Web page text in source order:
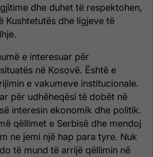
dhe duhet të respektohen,
Kushtetutës dhe ligjeve të
e interesuar për
në Kosovë. Është e
e vakumeve institucionale.
për udhëheqësi të dobët në
interesin ekonomik dhe politik.
qëllimet e Serbisë dhe mendoj
ne jemi një hap para tyre. Nuk
të mund të arrijë qëllimin në